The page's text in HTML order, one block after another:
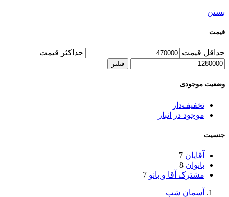
بستن
قیمت
حداقل قیمت حداکثر قیمت
فیلتر
وضعیت موجودی
تخفیف‌دار
موجود در انبار
جنسیت
آقایان 7
بانوان 8
مشترک آقا و بانو 7
آسمان شب